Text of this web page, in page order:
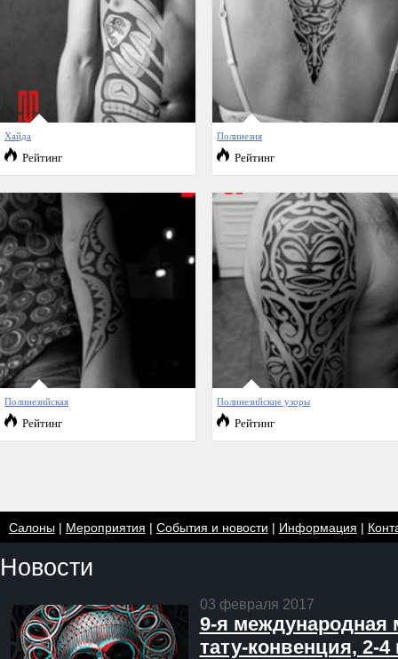
Хайда
Рейтинг
Полинезия
Рейтинг
Полинезийская
Рейтинг
Полинезийские узоры
Рейтинг
Салоны| Мероприятия | События и новости | Информация |
Новости
03 февраля 2017
9-я международная
тату-конвенция, 2-